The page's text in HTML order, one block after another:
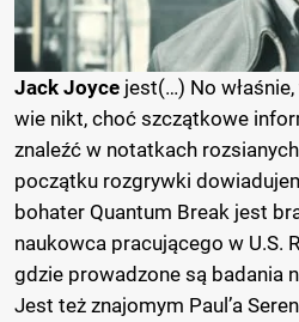
Jack Joyce jest(…) No
wie nikt, choć szczątkowe
znaleźć w notatkach
początku rozgrywki
bohater Quantum Break jest
naukowca pracującego w U.S.
gdzie prowadzone są badania
Jest też znajomym Paul’a